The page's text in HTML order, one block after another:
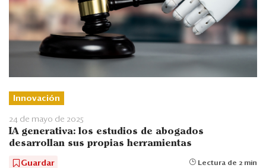
Innovación
24 de mayo de 2025
IA generativa: los estudios de abogados
desarrollan sus propias herramientas
Guardar Lectura de 2 min